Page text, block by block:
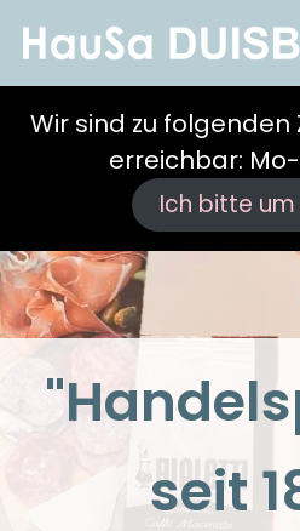
Wir sind zu
erreichbar:
Ich bitte um
seit